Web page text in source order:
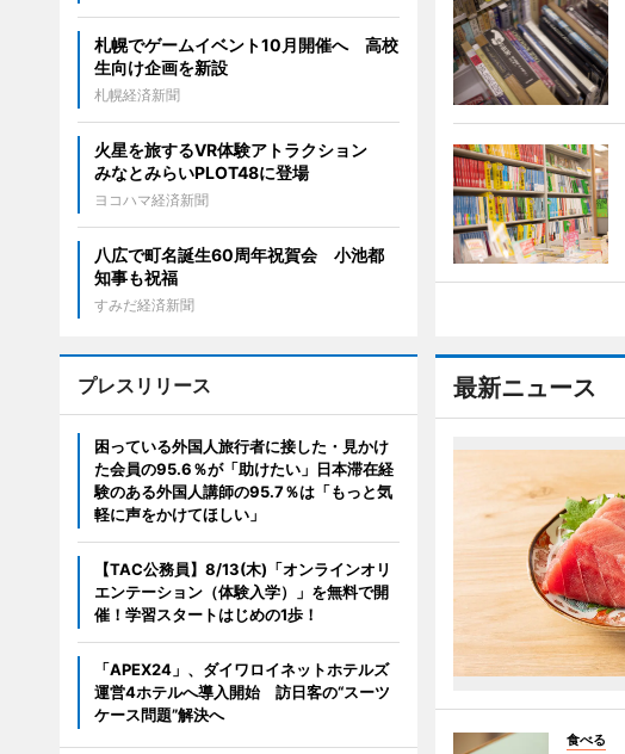
最新ニュース
食べる
札幌でゲームイベント10月開催へ 高校
生向け企画を新設
札幌経済新聞
火星を旅するVR体験アトラクション
みなとみらいPLOT48に登場
ヨコハマ経済新聞
八広で町名誕生60周年祝賀会 小池都
知事も祝福
すみだ経済新聞
プレスリリース
困っている外国人旅行者に接した・見かけ
た会員の95.6％が「助けたい」日本滞在経
験のある外国人講師の95.7％は「もっと気
軽に声をかけてほしい」
【TAC公務員】8/13(木)「オンラインオリ
エンテーション（体験入学）」を無料で開
催！学習スタートはじめの1歩！
「APEX24」、ダイワロイネットホテルズ
運営4ホテルへ導入開始 訪日客の“スーツ
ケース問題”解決へ